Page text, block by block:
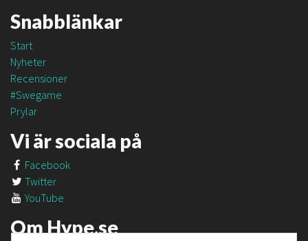
Snabblänkar
Start
Nyheter
Recensioner
#Swegame
Prylar
Vi är sociala på
Facebook
Twitter
YouTube
Om Hype.se